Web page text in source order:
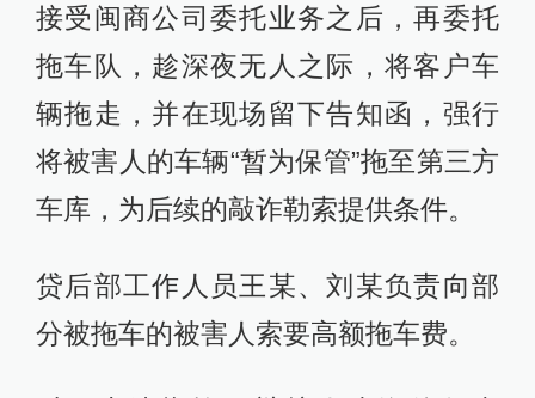
接受闽商公司委托业务之后，再委托
拖车队，趁深夜无人之际，将客户车
辆拖走，并在现场留下告知函，强行
将被害人的车辆“暂为保管”拖至第三方
车库，为后续的敲诈勒索提供条件。
贷后部工作人员王某、刘某负责向部
分被拖车的被害人索要高额拖车费。